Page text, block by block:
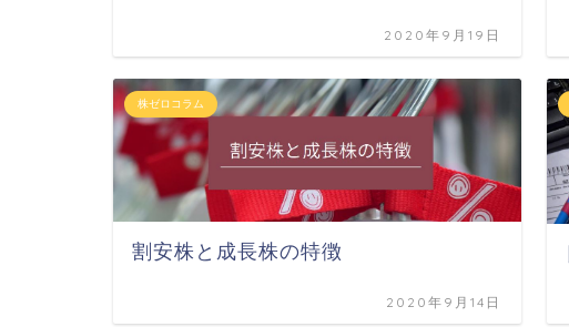
2020年9月19日
株ゼロコラム
割安株と成長株の特徴
2020年9月14日